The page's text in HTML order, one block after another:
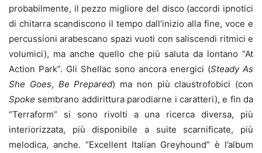
probabilmente, il pezzo migliore del disco (accordi ipnotici
di chitarra scandiscono il tempo dall’inizio alla fine, voce e
percussioni arabescano spazi vuoti con saliscendi ritmici e
volumici), ma anche quello che più saluta da lontano “At
Action Park”. Gli Shellac sono ancora energici (Steady As
She Goes, Be Prepared) ma non più claustrofobici (con
Spoke sembrano addirittura parodiarne i caratteri), e fin da
“Terraform” si sono rivolti a una ricerca diversa, più
interiorizzata, più disponibile a suite scarnificate, più
melodica, anche. “Excellent Italian Greyhound” è l’album